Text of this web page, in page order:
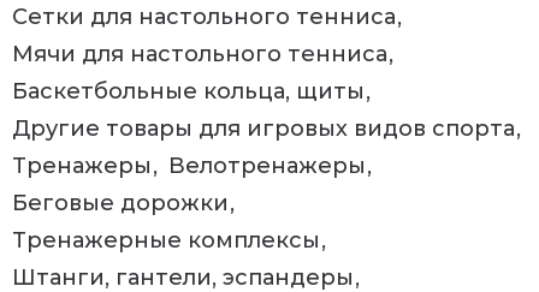
Сетки для настольного тенниса
Мячи для настольного тенниса
Баскетбольные кольца, щиты
Другие товары для игровых видов спорта
Тренажеры
Велотренажеры
Беговые дорожки
Тренажерные комплексы
Штанги, гантели, эспандеры